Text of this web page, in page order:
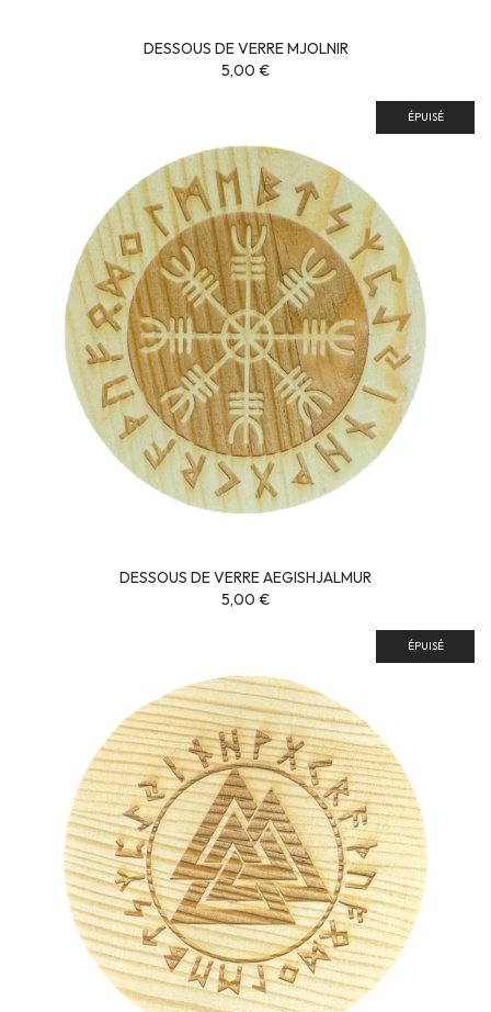
DESSOUS DE VERRE MJOLNIR
5,00 €
ÉPUISÉ
DESSOUS DE VERRE AEGISHJALMUR
5,00 €
ÉPUISÉ